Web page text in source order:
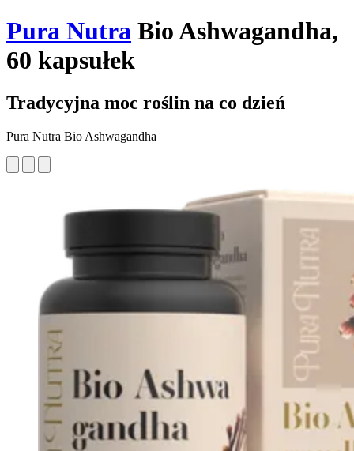
Pura Nutra Bio Ashwagandha,
60 kapsułek
Tradycyjna moc roślin na co dzień
Pura Nutra Bio Ashwagandha